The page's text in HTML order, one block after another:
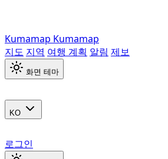
Kumamap Kumamap
지도 지역 여행 계획 알림 제보
화면 테마
KO
로그인